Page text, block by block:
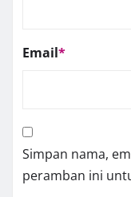
Email*
Simpan nama,
peramban ini